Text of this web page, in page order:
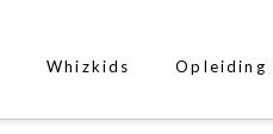
Whizkids Opleiding